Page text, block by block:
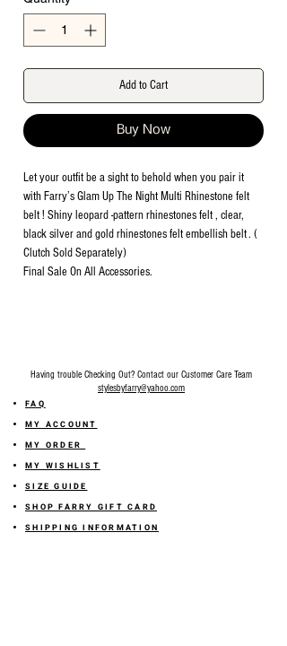
Add to Cart
Buy Now
Let your outfit be a sight to behold when you pair it
with Farry’s Glam Up The Night Multi Rhinestone felt
belt ! Shiny leopard -pattern rhinestones felt , clear,
black silver and gold rhinestones felt embellish belt . (
Clutch Sold Separately)
Final Sale On All Accessories.
Having trouble Checking Out? Contact our Customer Care Team
stylesbyfarry@yahoo.com
FAQ
MY ACCOUNT
MY ORDER
MY WISHLIST
SIZE GUIDE
SHOP FARRY GIFT CARD
SHIPPING INFORMATION